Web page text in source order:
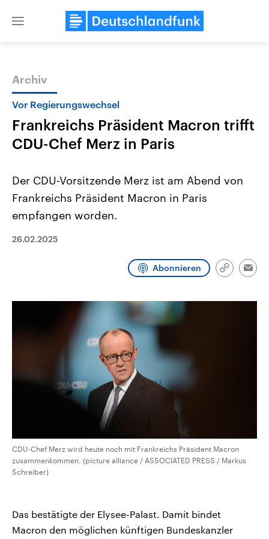
Close
Themen
Landtagswahl Sachsen-Anhalt
2026
Sachsen-Anhalt wählt am 6.
Bundesland von einer Koalition aus
und Hintergründe zu den Parteien
und Kandidaten der anstehenden
den mächtigsten Ländern
mit großem Einfluss auf
aktuelle Weltgeschehen.
Sendungen Programm Podcasts
Audio-Archiv
Archiv
Vor Regierungswechsel
Frankreichs Präsident Macron trifft
CDU-Chef Merz in Paris
Der CDU-Vorsitzende Merz ist am Abend von
Frankreichs Präsident Macron in Paris
empfangen worden.
26.02.2025
Abonnieren
Link
CDU-Chef Merz wird heute noch mit Frankreichs Präsident Macron
zusammenkommen. (picture alliance / ASSOCIATED PRESS / Markus
Schreiber)
Das bestätigte der Elysee-Palast. Damit bindet
Macron den möglichen künftigen Bundeskanzler